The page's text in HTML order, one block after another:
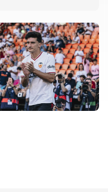
United FC